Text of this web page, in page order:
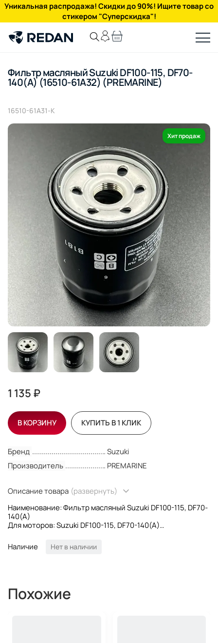
Уникальная распродажа! Скидки до 90%! Ищите товар со
стикером "Суперскидка"!
Фильтр масляный Suzuki DF100-115, DF70-
140(A) (16510-61A32) (PREMARINE)
16510-61A31-K
Хит продаж
Бренд
Suzuki
Производитель
PREMARINE
Описание товара (развернуть)
Наименование: Фильтр масляный Suzuki DF100-115, DF70-
140(A)
Для моторов: Suzuki DF100-115, DF70-140(A)
Производитель: PREMARINE
Наличие Нет в наличии
1 135 ₽
В КОРЗИНУ КУПИТЬ В 1 КЛИК
Похожие